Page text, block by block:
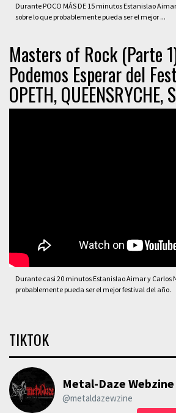
Durante POCO MÁS DE 15 minutos Estanislao
sobre lo que probablemente pueda ser el mejor ...
Masters of Rock (Parte
Podemos Esperar del
OPETH, QUEENSRYCHE,
Durante casi 20 minutos Estanislao Aimar y Carlos
probablemente pueda ser el mejor festival del año.
TIKTOK
Metal-Daze Webzine
@metaldazewzine